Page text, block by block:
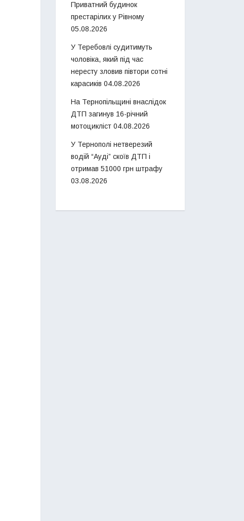
Приватний будинок
престарілих у Рівному
05.08.2026
У Теребовлі судитимуть
чоловіка, який під час
нересту зловив півтори сотні
карасиків 04.08.2026
На Тернопільщині внаслідок
ДТП загинув 16-річний
мотоцикліст 04.08.2026
У Тернополі нетверезий
водій “Ауді” скоїв ДТП і
отримав 51000 грн штрафу
03.08.2026